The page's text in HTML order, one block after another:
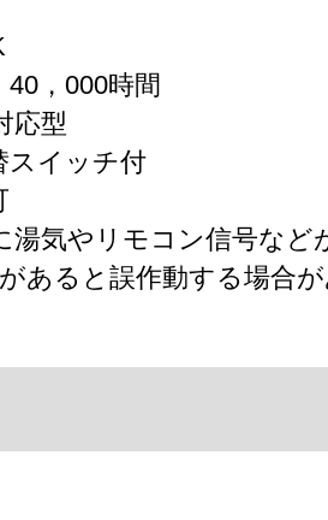
，000時間
応型
スイッチ付
湯気やリモコン信号など
あると誤作動する場合